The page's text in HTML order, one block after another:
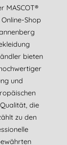
MASCOT®
Shop
bieten
und
die
zu den